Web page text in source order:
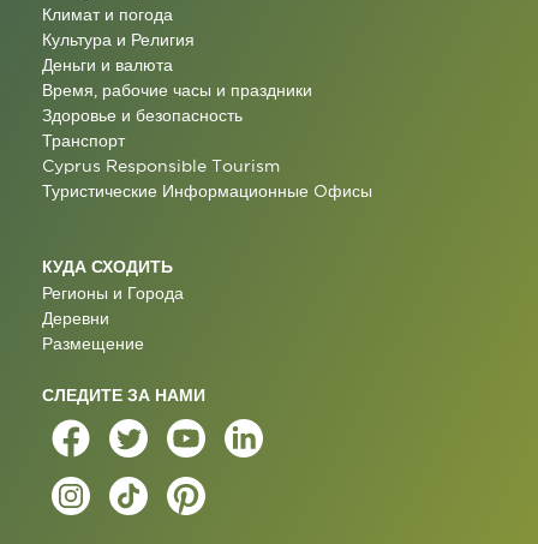
Климат и погода
Культура и Религия
Деньги и валюта
Время, рабочие часы и праздники
Здоровье и безопасность
Транспорт
Cyprus Responsible Tourism
Туристические Информационные Oфисы
КУДА СХОДИТЬ
Регионы и Города
Деревни
Размещение
СЛЕДИТЕ ЗА НАМИ